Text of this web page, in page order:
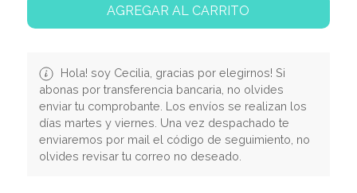
AGREGAR AL CARRITO
Hola! soy Cecilia, gracias por elegirnos! Si
abonas por transferencia bancaria, no olvides
enviar tu comprobante. Los envíos se realizan los
días martes y viernes. Una vez despachado te
enviaremos por mail el código de seguimiento, no
olvides revisar tu correo no deseado.